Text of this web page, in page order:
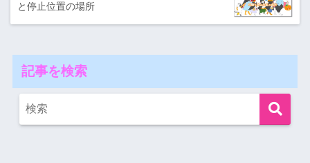
と停止位置の場所
記事を検索